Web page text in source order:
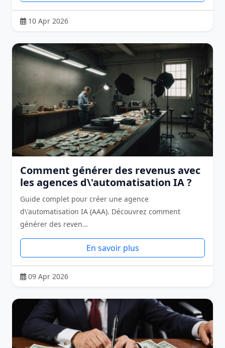
10 Apr 2026
Comment générer des revenus avec
les agences d\'automatisation IA ?
Guide complet pour créer une agence
d\'automatisation IA (AAA). Découvrez comment
générer des reven…
En savoir plus
09 Apr 2026